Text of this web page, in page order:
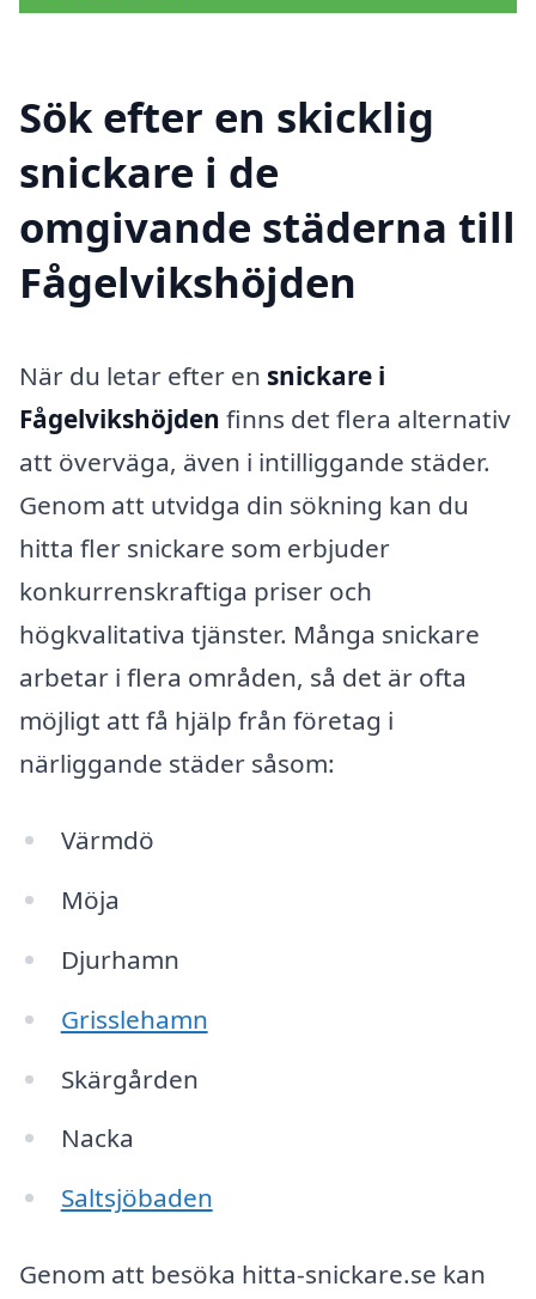
Sök efter en skicklig
snickare i de
omgivande städerna till
Fågelvikshöjden
När du letar efter en snickare i
Fågelvikshöjden finns det flera alternativ
att överväga, även i intilliggande städer.
Genom att utvidga din sökning kan du
hitta fler snickare som erbjuder
konkurrenskraftiga priser och
högkvalitativa tjänster. Många snickare
arbetar i flera områden, så det är ofta
möjligt att få hjälp från företag i
närliggande städer såsom:
Värmdö
Möja
Djurhamn
Grisslehamn
Skärgården
Nacka
Saltsjöbaden
Genom att besöka hitta-snickare.se kan